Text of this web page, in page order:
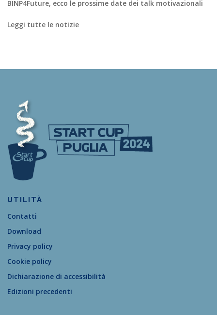
BINP4Future, ecco le prossime date dei talk motivazionali
Leggi tutte le notizie
UTILITÀ
Contatti
Download
Privacy policy
Cookie policy
Dichiarazione di accessibilità
Edizioni precedenti